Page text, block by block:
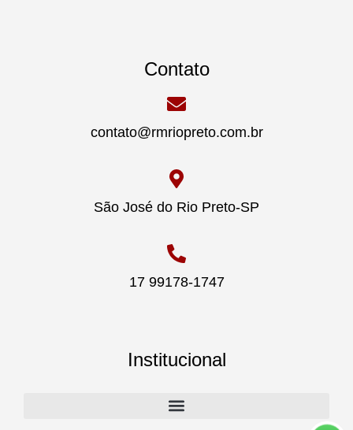
Contato
contato@rmriopreto.com.br
São José do Rio Preto-SP
17 99178-1747
Institucional